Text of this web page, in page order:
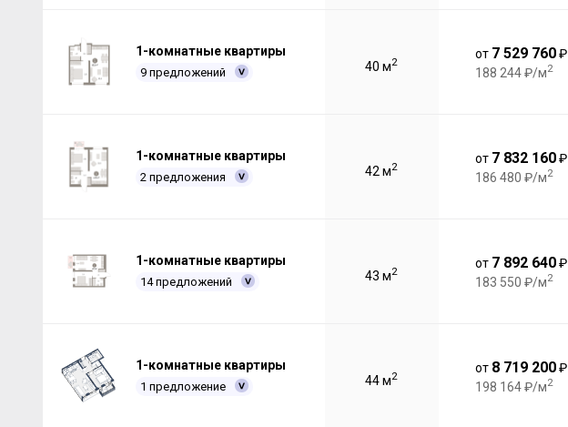
1-комнатные квартиры
9 предложений 40 м2
от 7 529 760₽
188 244 ₽/м2
1-комнатные квартиры
2 предложения 42 м2
от 7 832 160₽
186 480 ₽/м2
1-комнатные квартиры
14 предложений 43 м2
от 7 892 640₽
183 550 ₽/м2
1-комнатные квартиры
1 предложение 44 м2
от 8 719 200₽
198 164 ₽/м2